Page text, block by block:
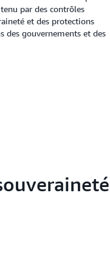
par des contrôles
et des protections
des gouvernements et des